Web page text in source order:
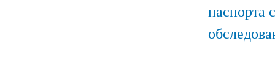
паспорта